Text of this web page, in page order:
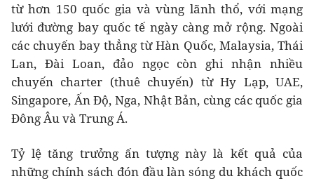
từ hơn 150 quốc gia và vùng lãnh thổ, với mạng
lưới đường bay quốc tế ngày càng mở rộng. Ngoài
các chuyến bay thẳng từ Hàn Quốc, Malaysia, Thái
Lan, Đài Loan, đảo ngọc còn ghi nhận nhiều
chuyến charter (thuê chuyến) từ Hy Lạp, UAE,
Singapore, Ấn Độ, Nga, Nhật Bản, cùng các quốc gia
Đông Âu và Trung Á.
Tỷ lệ tăng trưởng ấn tượng này là kết quả của
những chính sách đón đầu làn sóng du khách quốc